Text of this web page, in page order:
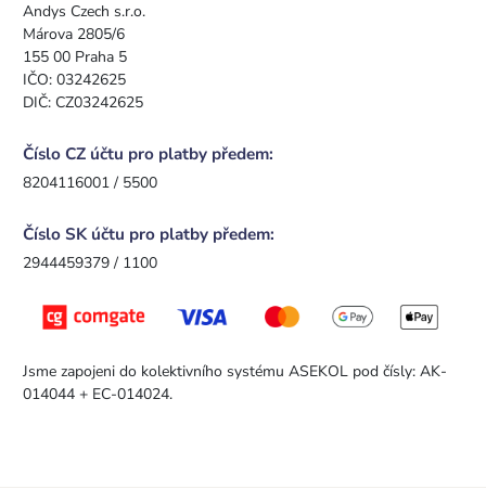
Andys Czech s.r.o.
Márova 2805/6
155 00 Praha 5
IČO: 03242625
DIČ: CZ03242625
Číslo CZ účtu pro platby předem:
8204116001 / 5500
Číslo SK účtu pro platby předem:
2944459379 / 1100
Jsme zapojeni do kolektivního systému ASEKOL pod čísly: AK-
014044 + EC-014024.